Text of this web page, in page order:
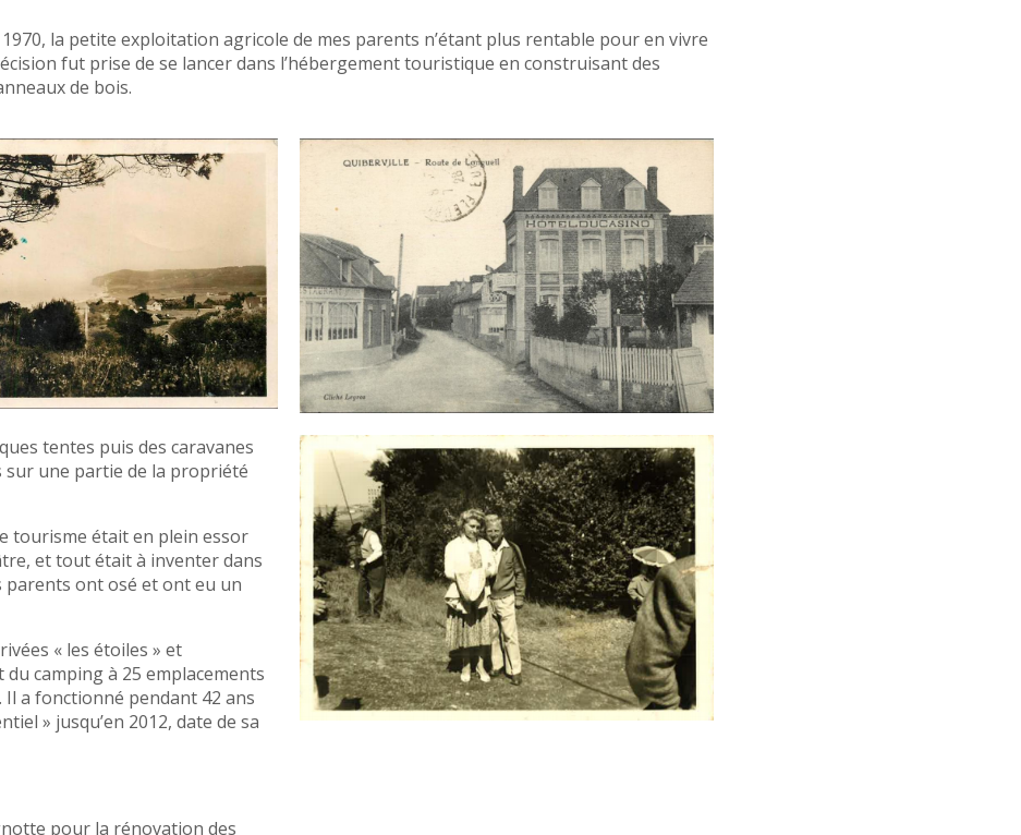
la petite exploitation agricole de mes parents n’étant plus rentable pour en vivre
fut prise de se lancer dans l’hébergement touristique en construisant des
de bois.
tentes puis des caravanes
sur une partie de la propriété
tourisme était en plein essor
et tout était à inventer dans
parents ont osé et ont eu un
« les étoiles » et
du camping à 25 emplacements
Il a fonctionné pendant 42 ans
» jusqu’en 2012, date de sa
pour la rénovation des